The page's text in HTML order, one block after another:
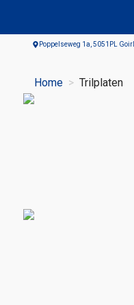
Poppelseweg 1a, 5051PL
Home Trilplaten